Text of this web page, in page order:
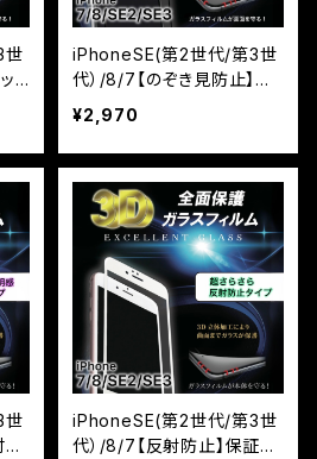
世
iPhoneSE(第2世代/第3世
代）/8/7【のぞき見防止】保
証付きガラスフィルム『鎧』3
D全面フルカバー ブラック
¥2,970
世
iPhoneSE(第2世代/第3世
代）/8/7【反射防止】保証付